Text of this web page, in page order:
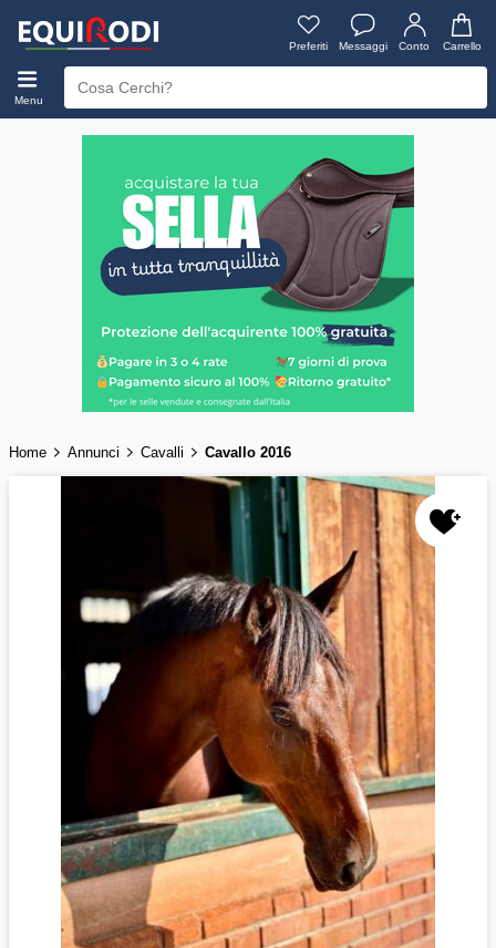
Preferiti Messaggi Conto Carrello
Menu
Home Annunci Cavalli Cavallo 2016